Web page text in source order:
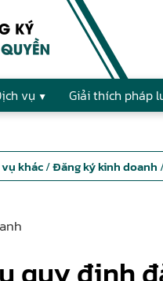
vụ Giải thích pháp
khác/Đăng ký kinh doanh